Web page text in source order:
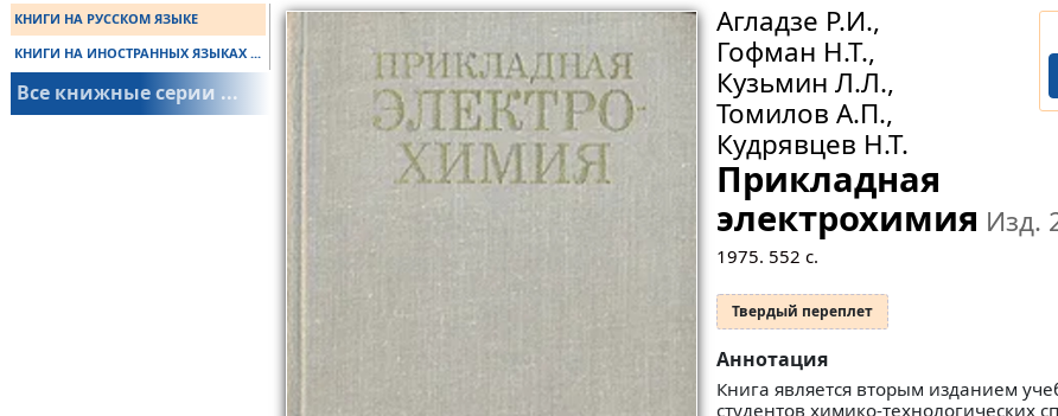
КНИГИ НА РУССКОМ ЯЗЫКЕ
КНИГИ НА ИНОСТРАННЫХ ЯЗЫКАХ ...
Все книжные серии ...
Агладзе Р.И.,
Гофман Н.Т.,
Кузьмин Л.Л.,
Томилов А.П.,
Кудрявцев Н.Т.
Прикладная
электрохимия Изд.
1975. 552 с.
Твердый переплет
Аннотация
Книга является вторым изданием
студентов химико-технологических